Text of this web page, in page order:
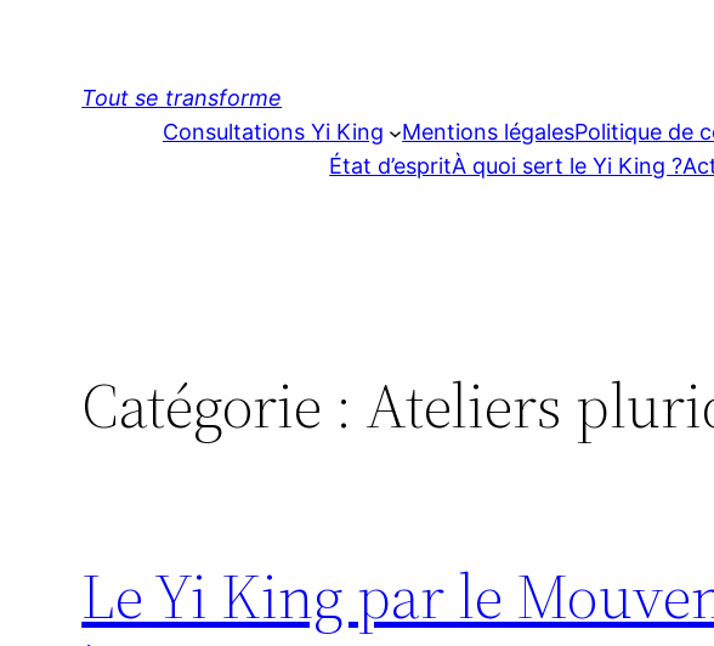
Tout se transforme
Consultations Yi King
Mentions légalesPolitique de
État d’espritÀ quoi sert le Yi King ?
Catégorie : Ateliers
Le Yi King par le